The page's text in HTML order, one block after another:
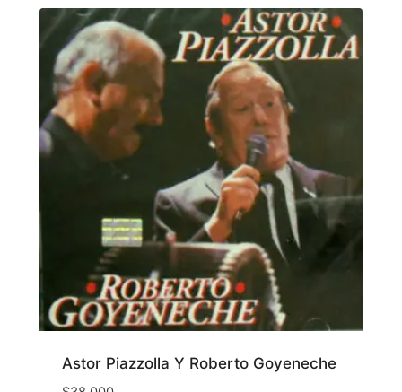
Astor Piazzolla Y Roberto Goyeneche